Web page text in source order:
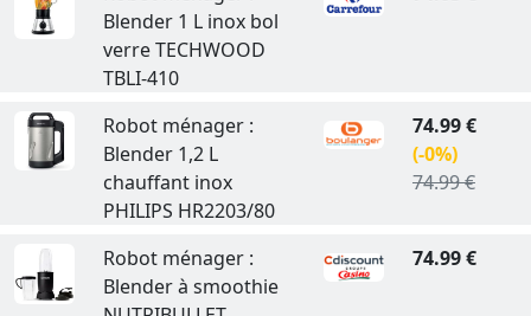
Blender 1 L inox bol
verre TECHWOOD
TBLI-410
Robot ménager :
Blender 1,2 L
chauffant inox
PHILIPS HR2203/80
74.99 €
(-0%)
74.99 €
Robot ménager :
Blender à smoothie
74.99 €